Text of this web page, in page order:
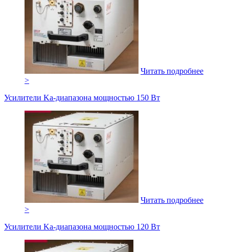
Читать подробнее
>
Усилители Ka-диапазона мощностью 150 Вт
Читать подробнее
>
Усилители Ka-диапазона мощностью 120 Вт